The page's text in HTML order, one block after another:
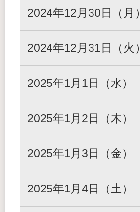
2024年12月30日（月）
2024年12月31日（火）
2025年1月1日（水）
2025年1月2日（木）
2025年1月3日（金）
2025年1月4日（土）